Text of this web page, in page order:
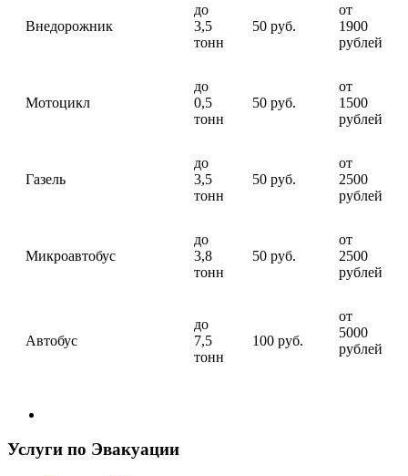
Внедорожник
до
3,5
тонн
50 руб.
от
1900
рублей
Мотоцикл
до
0,5
тонн
50 руб.
от
1500
рублей
Газель
до
3,5
тонн
50 руб.
от
2500
рублей
Микроавтобус
до
3,8
тонн
50 руб.
от
2500
рублей
Автобус
до
7,5
тонн
100 руб.
от
5000
рублей
Услуги по Эвакуации